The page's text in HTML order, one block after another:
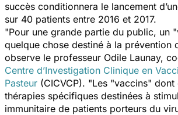
succès conditionnera le lancement
sur 40 patients entre 2016 et 2017.
"Pour une grande partie du public, un
quelque chose destiné à la prévention
observe le professeur Odile Launay,
Centre d’Investigation Clinique en
Pasteur (CICVCP). "Les "vaccins"
thérapies spécifiques destinées à
immunitaire de patients porteurs du